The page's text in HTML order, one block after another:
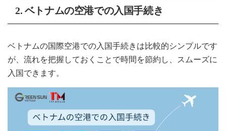
2. ベトナムの空港での入国手続き
ベトナムの国際空港での入国手続きは比較的シンプルです
が、流れを把握しておくことで時間を節約し、スムーズに
入国できます。